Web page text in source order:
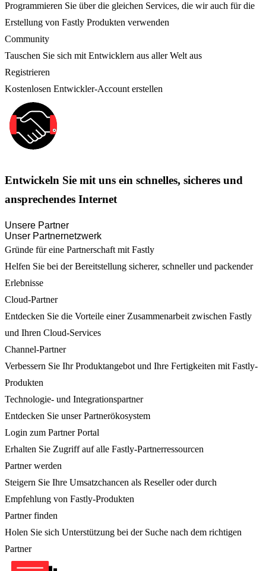
Programmieren Sie über die gleichen Services, die wir auch für die
Erstellung von Fastly Produkten verwenden
Community
Tauschen Sie sich mit Entwicklern aus aller Welt aus
Registrieren
Kostenlosen Entwickler-Account erstellen
Entwickeln Sie mit uns ein schnelles, sicheres und
ansprechendes Internet
Unsere Partner
Unser Partnernetzwerk
Gründe für eine Partnerschaft mit Fastly
Helfen Sie bei der Bereitstellung sicherer, schneller und packender
Erlebnisse
Cloud-Partner
Entdecken Sie die Vorteile einer Zusammenarbeit zwischen Fastly
und Ihren Cloud-Services
Channel-Partner
Verbessern Sie Ihr Produktangebot und Ihre Fertigkeiten mit Fastly-
Produkten
Technologie- und Integrationspartner
Entdecken Sie unser Partnerökosystem
Login zum Partner Portal
Erhalten Sie Zugriff auf alle Fastly-Partnerressourcen
Partner werden
Steigern Sie Ihre Umsatzchancen als Reseller oder durch
Empfehlung von Fastly-Produkten
Partner finden
Holen Sie sich Unterstützung bei der Suche nach dem richtigen
Partner